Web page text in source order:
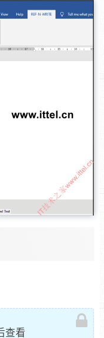
查看